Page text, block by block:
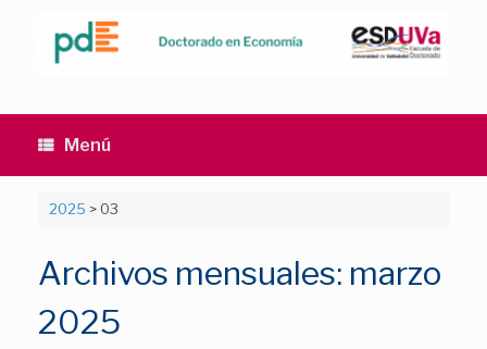
contenido
Menú
2025 > 03
Archivos mensuales: marzo
2025